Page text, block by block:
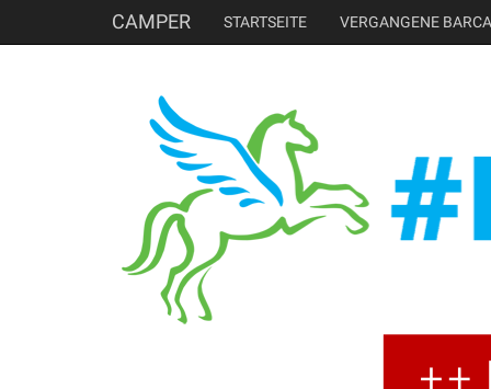
CAMPER STARTSEITE VERGANGENE